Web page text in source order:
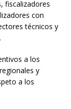
fiscalizadores
con
técnicos y
a los
y
a los